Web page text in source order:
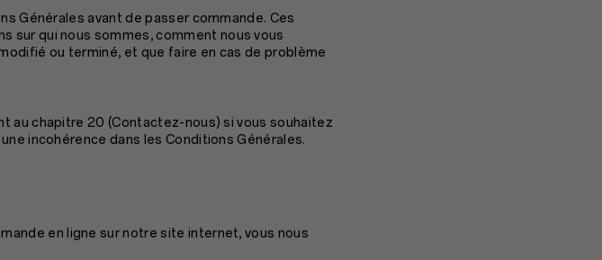
Générales avant de passer commande. Ces
sur qui nous sommes, comment nous vous
ou terminé, et que faire en cas de problème
au chapitre 20 (Contactez-nous) si vous souhaitez
incohérence dans les Conditions Générales.
en ligne sur notre site internet, vous nous